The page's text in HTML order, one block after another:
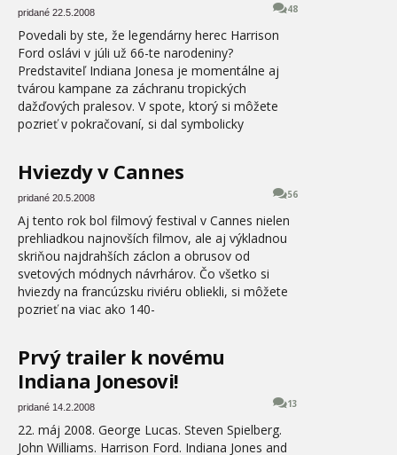
48
pridané 22.5.2008
Povedali by ste, že legendárny herec Harrison
Ford oslávi v júli už 66-te narodeniny?
Predstaviteľ Indiana Jonesa je momentálne aj
tvárou kampane za záchranu tropických
dažďových pralesov. V spote, ktorý si môžete
pozrieť v pokračovaní, si dal symbolicky
Hviezdy v Cannes
56
pridané 20.5.2008
Aj tento rok bol filmový festival v Cannes nielen
prehliadkou najnovších filmov, ale aj výkladnou
skriňou najdrahších záclon a obrusov od
svetových módnych návrhárov. Čo všetko si
hviezdy na francúzsku riviéru obliekli, si môžete
pozrieť na viac ako 140-
Prvý trailer k novému
Indiana Jonesovi!
13
pridané 14.2.2008
22. máj 2008. George Lucas. Steven Spielberg.
John Williams. Harrison Ford. Indiana Jones and